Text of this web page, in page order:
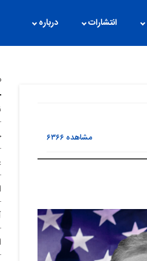
انتشارات درباره
مشاهده ۶۳۶۶